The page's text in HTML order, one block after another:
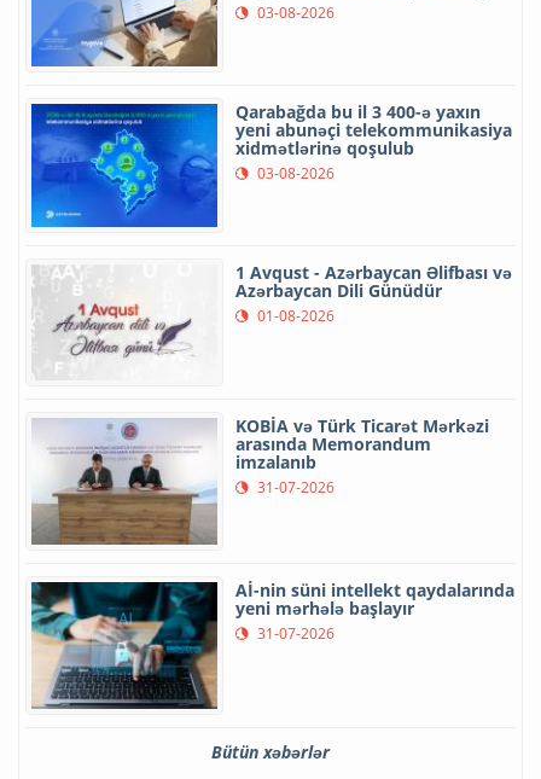
03-08-2026
Qarabağda bu il 3 400-ə yaxın
yeni abunəçi telekommunikasiya
xidmətlərinə qoşulub
03-08-2026
1 Avqust - Azərbaycan Əlifbası və
Azərbaycan Dili Günüdür
01-08-2026
KOBİA və Türk Ticarət Mərkəzi
arasında Memorandum
imzalanıb
31-07-2026
Aİ-nin süni intellekt qaydalarında
yeni mərhələ başlayır
31-07-2026
Bütün xəbərlər